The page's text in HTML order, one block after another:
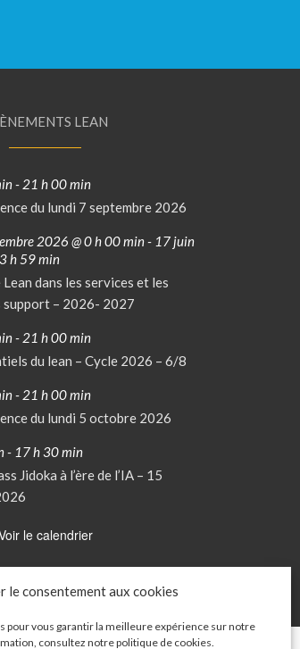
le consentement aux cookies
pour vous garantir la meilleure expérience sur notre
consultez notrepolitique de cookies.
LEAN
- 21 h 00 min
du lundi 7 septembre 2026
2026 @ 0 h 00 min- 17 juin
h 59 min
Lean dans les services et les
– 2026- 2027
- 21 h 00 min
du lean – Cycle 2026 – 6/8
- 21 h 00 min
du lundi 5 octobre 2026
- 17 h 30 min
Jidoka à l’ère de l’IA – 15
le calendrier